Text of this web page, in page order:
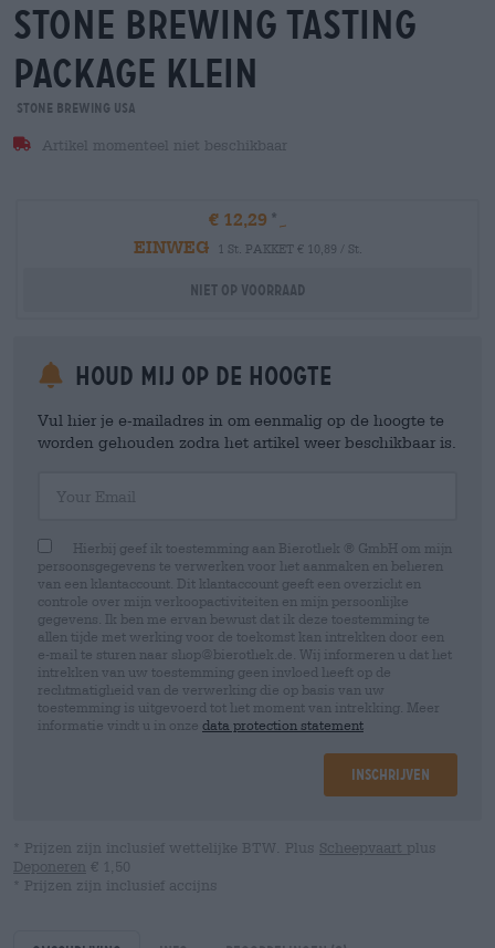
stone brewing tasting
package klein
Stone Brewing USA
Artikel momenteel niet beschikbaar
€ 12,29
EINWEG
1 St. PAKKET € 10,89 / St.
Niet op voorraad
Houd mij op de hoogte
Vul hier je e-mailadres in om eenmalig op de hoogte te
worden gehouden zodra het artikel weer beschikbaar is.
Hierbij geef ik toestemming aan Bierothek ® GmbH om mijn
persoonsgegevens te verwerken voor het aanmaken en beheren
van een klantaccount. Dit klantaccount geeft een overzicht en
controle over mijn verkoopactiviteiten en mijn persoonlijke
gegevens. Ik ben me ervan bewust dat ik deze toestemming te
allen tijde met werking voor de toekomst kan intrekken door een
e-mail te sturen naar shop@bierothek.de. Wij informeren u dat het
intrekken van uw toestemming geen invloed heeft op de
rechtmatigheid van de verwerking die op basis van uw
toestemming is uitgevoerd tot het moment van intrekking. Meer
informatie vindt u in onze data protection statement
Inschrijven
* Prijzen zijn inclusief wettelijke BTW. Plus Scheepvaart plus
Deponeren € 1,50
* Prijzen zijn inclusief accijns